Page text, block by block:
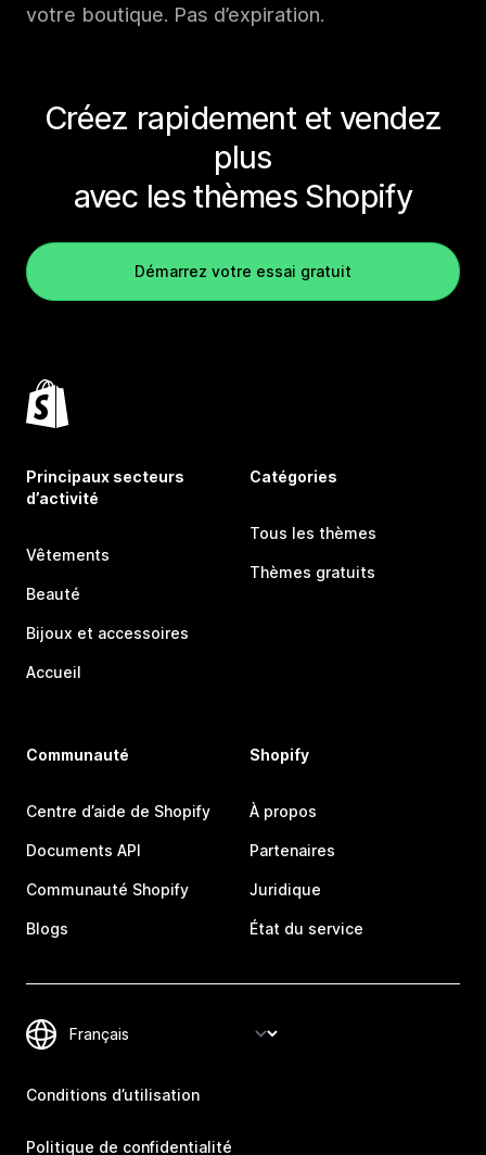
votre boutique. Pas d’expiration.
Créez rapidement et vendez
plus
avec les thèmes Shopify
Démarrez votre essai gratuit
Principaux secteurs
d’activité
Vêtements
Beauté
Bijoux et accessoires
Accueil
Catégories
Tous les thèmes
Thèmes gratuits
Communauté
Centre d’aide de Shopify
Documents API
Communauté Shopify
Blogs
Shopify
À propos
Partenaires
Juridique
État du service
Conditions d’utilisation
Politique de confidentialité